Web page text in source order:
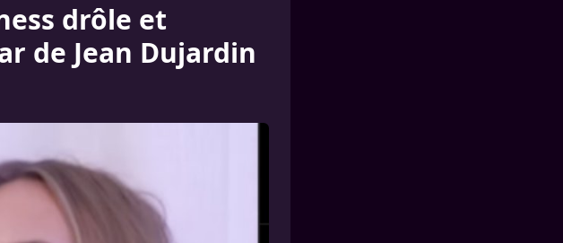
drôle et
de Jean Dujardin